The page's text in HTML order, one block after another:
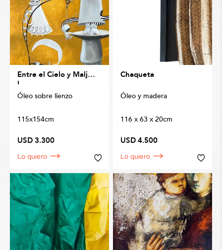
Entre el Cielo y Maljut
I
Óleo sobre lienzo
115x154cm
USD 3.300
Lo quiero
Chaqueta
Óleo y madera
116 x 63 x 20cm
USD 4.500
Lo quiero